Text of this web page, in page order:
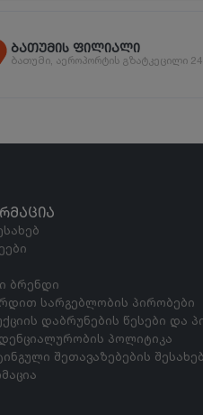
ბათუმის ფილიალი
ბათუმი, აეროპორტის გზატკეცილი
ბრენდი
სარგებლობის პირობები
დაბრუნების წესები და
პოლიტიკა
შეთავაზებების შესახებ